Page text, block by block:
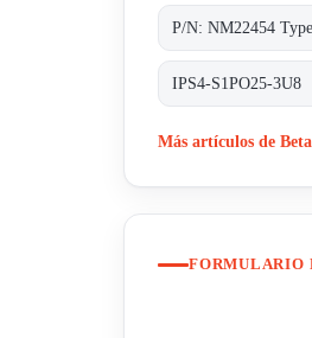
IPS4-S1PO25-3U8
Más artículos de
FORMULARIO